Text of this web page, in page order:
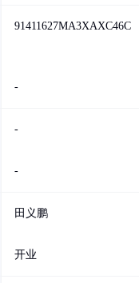
91411627MA3XAXC46C
-
-
-
田义鹏
开业